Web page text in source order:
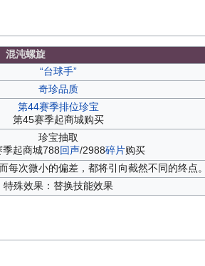
混沌螺旋
“台球手”
奇珍品质
第44赛季排位珍宝
第45赛季起商城购买
珍宝抽取
季起商城788回声/2988碎片购买
每次微小的偏差，都将引向截然不同的终点。
特殊效果：替换技能效果